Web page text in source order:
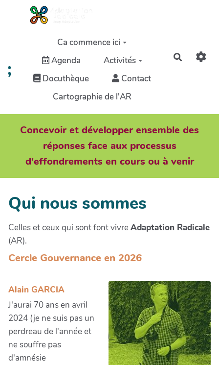
Aller au contenu principal
;
Ca commence ici
Agenda
Activités
Docuthèque
Contact
Cartographie de l'AR
Concevoir et développer ensemble des
réponses face aux processus
d'effondrements en cours ou à venir
Qui nous sommes
Celles et ceux qui sont font vivreAdaptation Radicale
(AR).
Cercle Gouvernance en 2026
Alain GARCIA
J'aurai 70 ans en avril
2024 (je ne suis pas un
perdreau de l'année et
ne souffre pas
d'amnésie